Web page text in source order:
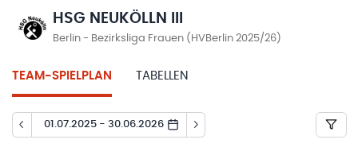
HSG NEUKÖLLN III
Berlin - Bezirksliga Frauen (HVBerlin 2025/26)
TEAM-SPIELPLAN TABELLEN
01.07.2025 - 30.06.2026